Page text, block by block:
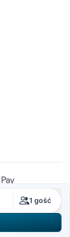
1 gość
© 2026 Crovillas GmbH